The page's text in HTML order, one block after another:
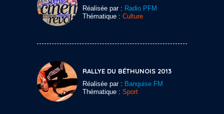
Réalisée par : Radio PFM
Thématique : Culture
RALLYE DU BÉTHUNOIS 2013
Réalisée par : Banquise FM
Thématique : Sport